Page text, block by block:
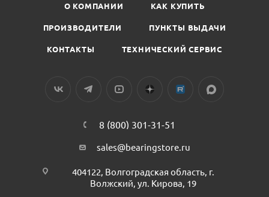
О КОМПАНИИ КАК КУПИТЬ
ПРОИЗВОДИТЕЛИ ПУНКТЫ ВЫДАЧИ
КОНТАКТЫ ТЕХНИЧЕСКИЙ СЕРВИС
8 (800) 301-31-51
sales@bearingstore.ru
404122, Волгоградская область, г.
Волжский, ул. Кирова, 19